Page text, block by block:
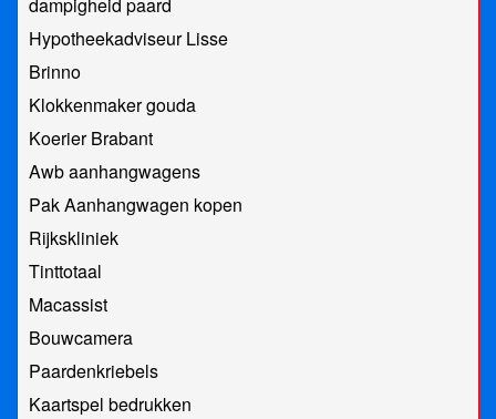
dampigheid paard
Hypotheekadviseur Lisse
Brinno
Klokkenmaker gouda
Koerier Brabant
Awb aanhangwagens
Pak Aanhangwagen kopen
Rijkskliniek
Tinttotaal
Macassist
Bouwcamera
Paardenkriebels
Kaartspel bedrukken